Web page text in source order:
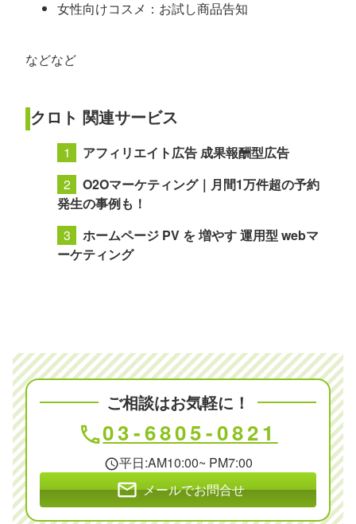
女性向けコスメ：お試し商品告知
などなど
クロト 関連サービス
アフィリエイト広告 成果報酬型広告
O2Oマーケティング｜月間1万件超の予約
発生の事例も！
ホームページ PV を 増やす 運用型 webマ
ーケティング
ご相談はお気軽に！
phone03-6805-0821
schedule平日:AM10:00~ PM7:00
mail メールでお問合せ